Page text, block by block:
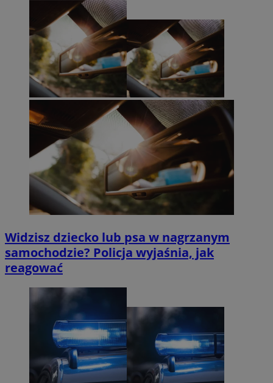
Widzisz dziecko lub psa w nagrzanym
samochodzie? Policja wyjaśnia, jak
reagować